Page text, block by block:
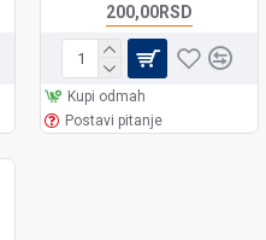
200,00RSD
Kupi odmah
Postavi pitanje